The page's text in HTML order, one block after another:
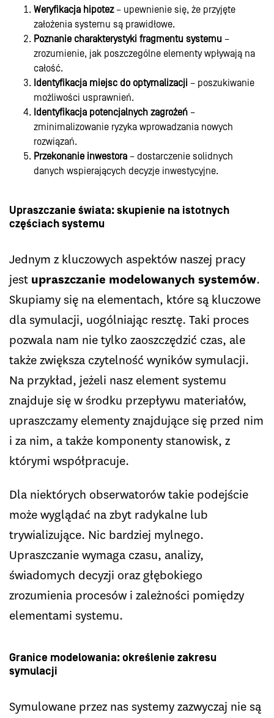
Weryfikacja hipotez– upewnienie się, że przyjęte
założenia systemu są prawidłowe.
Poznanie charakterystyki fragmentu systemu –
zrozumienie, jak poszczególne elementy wpływają na
całość.
Identyfikacja miejsc do optymalizacji – poszukiwanie
możliwości usprawnień.
Identyfikacja potencjalnych zagrożeń –
zminimalizowanie ryzyka wprowadzania nowych
rozwiązań.
Przekonanie inwestora – dostarczenie solidnych
danych wspierających decyzje inwestycyjne.
Upraszczanie świata: skupienie na istotnych
częściach systemu
Jednym z kluczowych aspektów naszej pracy
jest upraszczanie modelowanych systemów.
Skupiamy się na elementach, które są kluczowe
dla symulacji, uogólniając resztę. Taki proces
pozwala nam nie tylko zaoszczędzić czas, ale
także zwiększa czytelność wyników symulacji.
Na przykład, jeżeli nasz element systemu
znajduje się w środku przepływu materiałów,
upraszczamy elementy znajdujące się przed nim
i za nim, a także komponenty stanowisk, z
którymi współpracuje.
Dla niektórych obserwatorów takie podejście
może wyglądać na zbyt radykalne lub
trywializujące. Nic bardziej mylnego.
Upraszczanie wymaga czasu, analizy,
świadomych decyzji oraz głębokiego
zrozumienia procesów i zależności pomiędzy
elementami systemu.
Granice modelowania: określenie zakresu
symulacji
Symulowane przez nas systemy zazwyczaj nie są